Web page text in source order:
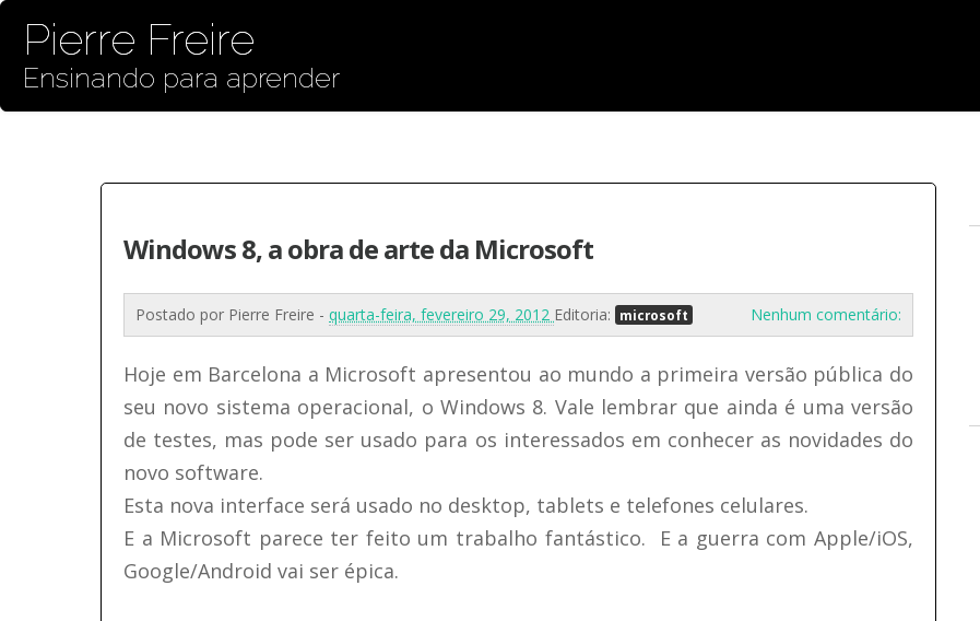
Pierre Freire
Ensinando para aprender
Windows 8, a obra de arte da Microsoft
Nenhum comentário:
Postado por Pierre Freire - quarta-feira, fevereiro 29, 2012 Editoria: microsoft
Hoje em Barcelona a Microsoft apresentou ao mundo a primeira versão pública do
seu novo sistema operacional, o Windows 8. Vale lembrar que ainda é uma versão
de testes, mas pode ser usado para os interessados em conhecer as novidades do
novo software.
Esta nova interface será usado no desktop, tablets e telefones celulares.
E a Microsoft parece ter feito um trabalho fantástico. E a guerra com Apple/iOS,
Google/Android vai ser épica.